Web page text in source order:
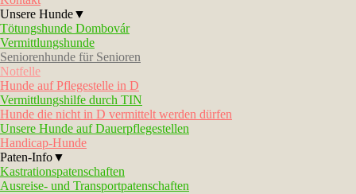
Unsere Hunde▼
Tötungshunde Dombovár
Vermittlungshunde
Seniorenhunde für Senioren
Notfelle
Hunde auf Pflegestelle in D
Vermittlungshilfe durch TIN
Hunde die nicht in D vermittelt werden dürfen
Unsere Hunde auf Dauerpflegestellen
Handicap-Hunde
Paten-Info▼
Kastrationspatenschaften
Ausreise- und Transportpatenschaften